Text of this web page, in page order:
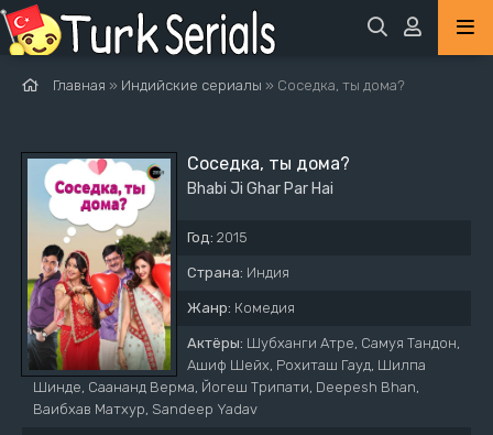
Главная » Индийские сериалы » Соседка, ты дома?
Соседка, ты дома?
Bhabi Ji Ghar Par Hai
Год: 2015
Страна: Индия
Жанр: Комедия
Актёры: Шубханги Атре, Самуя Тандон,
Ашиф Шейх, Рохиташ Гауд, Шилпа
Шинде, Саананд Верма, Йогеш Трипати, Deepesh Bhan,
Ваибхав Матхур, Sandeep Yadav